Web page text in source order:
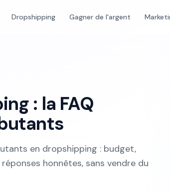
Dropshipping Gagner de l'argent
: la FAQ
en dropshipping : budget,
honnêtes, sans vendre du